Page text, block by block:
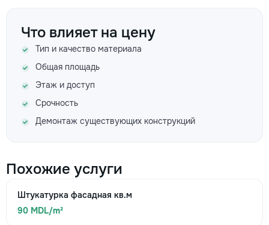
Что влияет на цену
Тип и качество материала
Общая площадь
Этаж и доступ
Срочность
Демонтаж существующих конструкций
Похожие услуги
Штукатурка фасадная кв.м
90 MDL/m²